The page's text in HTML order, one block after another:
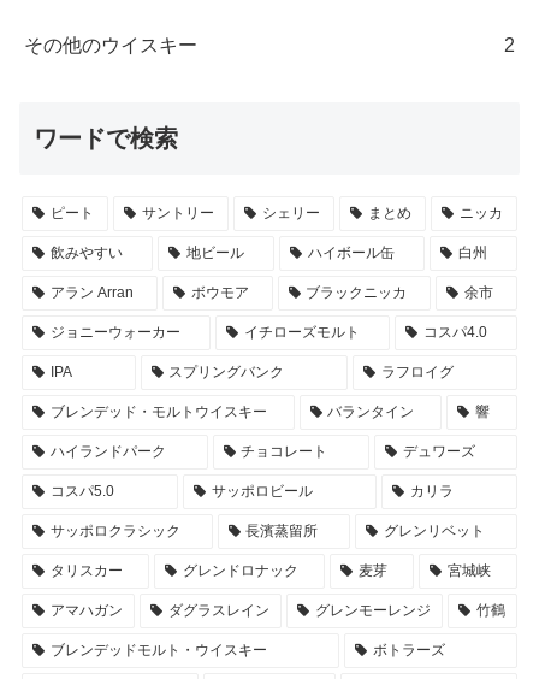
その他のウイスキー 2
ワードで検索
ピート サントリー シェリー まとめ ニッカ
飲みやすい 地ビール ハイボール缶 白州
アラン Arran ボウモア ブラックニッカ 余市
ジョニーウォーカー イチローズモルト コスパ4.0
IPA スプリングバンク ラフロイグ
ブレンデッド・モルトウイスキー バランタイン 響
ハイランドパーク チョコレート デュワーズ
コスパ5.0 サッポロビール カリラ
サッポロクラシック 長濱蒸留所 グレンリベット
タリスカー グレンドロナック 麦芽 宮城峡
アマハガン ダグラスレイン グレンモーレンジ 竹鶴
ブレンデッドモルト・ウイスキー ボトラーズ